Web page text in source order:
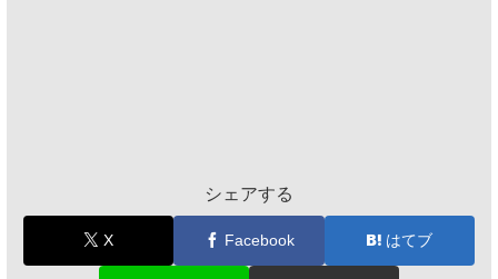
シェアする
X Facebook はてブ